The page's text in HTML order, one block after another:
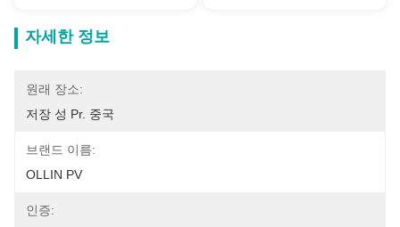
자세한 정보
원래 장소:
저장 성 Pr. 중국
브랜드 이름:
OLLIN PV
인증: